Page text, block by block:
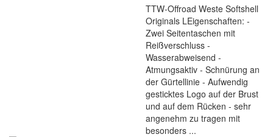
TTW-Offroad Weste Softshell
Originals LEigenschaften: -
Zwei Seitentaschen mit
Reißverschluss -
Wasserabweisend -
Atmungsaktiv - Schnürung an
der Gürtellinie - Aufwendig
gesticktes Logo auf der Brust
und auf dem Rücken - sehr
angenehm zu tragen mit
besonders ...